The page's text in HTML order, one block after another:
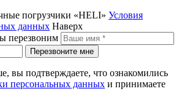
погрузчики «HELI» Условия
данных Наверх
перезвоним
Перезвоните мне
вы подтверждаете, что ознакомились
персональных данных и принимаете